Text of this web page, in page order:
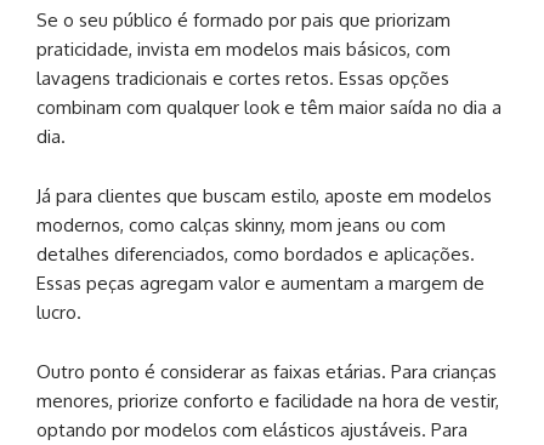
Se o seu público é formado por pais que priorizam
praticidade, invista em modelos mais básicos, com
lavagens tradicionais e cortes retos. Essas opções
combinam com qualquer look e têm maior saída no dia a
dia.
Já para clientes que buscam estilo, aposte em modelos
modernos, como calças skinny, mom jeans ou com
detalhes diferenciados, como bordados e aplicações.
Essas peças agregam valor e aumentam a margem de
lucro.
Outro ponto é considerar as faixas etárias. Para crianças
menores, priorize conforto e facilidade na hora de vestir,
optando por modelos com elásticos ajustáveis. Para